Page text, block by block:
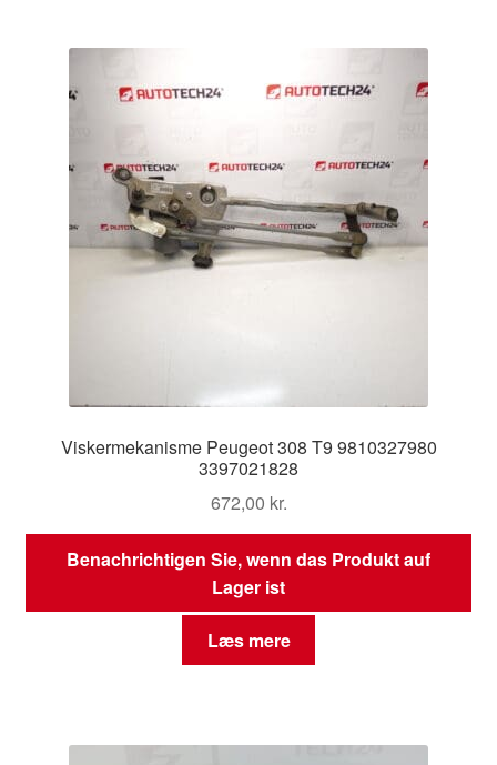
Viskermekanisme Peugeot 308 T9 9810327980
3397021828
672,00 kr.
Benachrichtigen Sie, wenn das Produkt auf
Lager ist
Læs mere